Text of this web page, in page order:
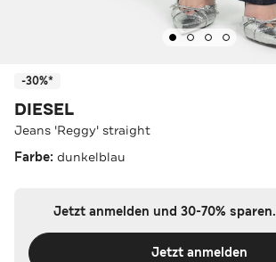
-30%*
DIESEL
Jeans 'Reggy' straight
Farbe: dunkelblau
Jetzt anmelden und 30-70% sparen.
Jetzt anmelden